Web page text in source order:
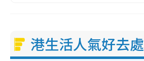
港生活人氣好去處